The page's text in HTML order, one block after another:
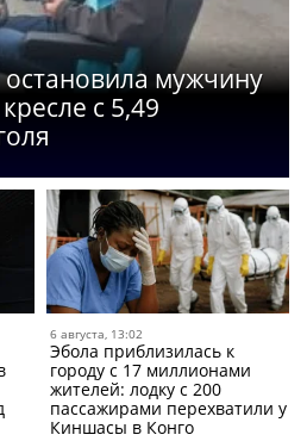
мужчину
с 5,49
6 августа, 13:02
Эбола приблизилась к
городу с 17 миллионами
жителей: лодку с 200
пассажирами перехватили у
Киншасы в Конго